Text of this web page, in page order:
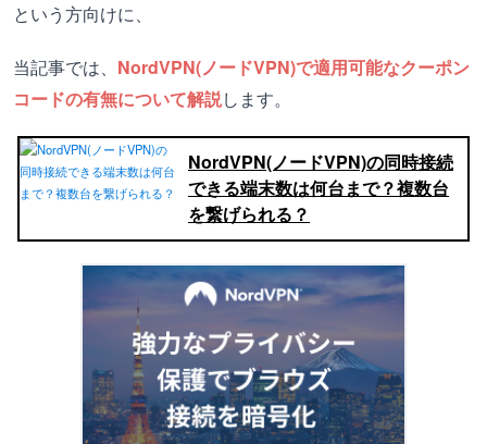
という方向けに、
当記事では、 NordVPN(ノードVPN)で適用可能なクーポン
コードの有無について解説します。
NordVPN(ノードVPN)の同時接続
できる端末数は何台まで？複数台
を繋げられる？